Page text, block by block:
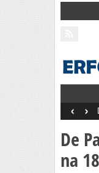
‹ ›
De
na